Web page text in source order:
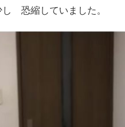
恐縮していました。